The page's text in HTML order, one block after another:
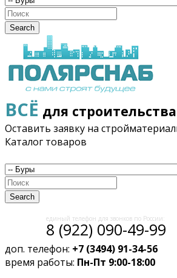
Search
ВСЁ для
Оставить заявку на
Каталог товаров
Search
единый телефон для звонков по России:
8 (922) 090-49-99
доп. телефон: +7 (3494) 91-34-56
время работы: Пн-Пт 9:00-18:00